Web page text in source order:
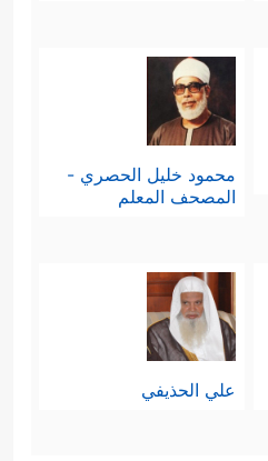
محمود خليل الحصري -
المصحف المعلم
علي الحذيفي